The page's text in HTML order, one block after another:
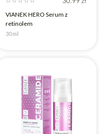
VIANEK HERO Serum z
retinolem
30 ml